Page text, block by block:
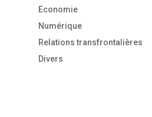
Economie
Numérique
Relations transfrontalières
Divers